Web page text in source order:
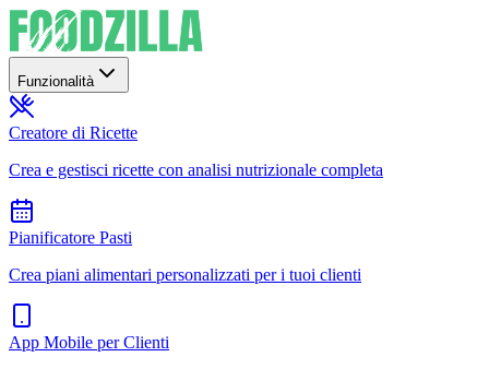
Funzionalità
Creatore di Ricette
Crea e gestisci ricette con analisi nutrizionale completa
Pianificatore Pasti
Crea piani alimentari personalizzati per i tuoi clienti
App Mobile per Clienti